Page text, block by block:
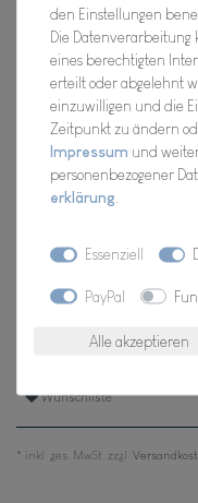
Hersteller
Artikel Nr.:
21,98
Verfügbarkeit:
Wunschliste
* inkl. ges. MwSt. zzgl.
den Einstellungen
Die
eines berechtigten
erteilt oder abgelehnt
einzuwilligen und die
Zeitpunkt zu ändern
Impressum und
personenbezogener
erklärung
Essenziell
PayPal
Alle akzeptieren